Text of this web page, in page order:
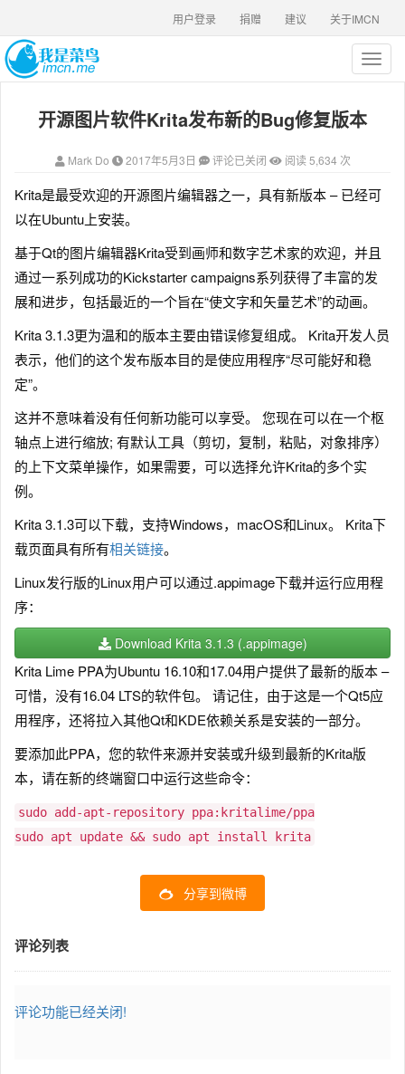
关于IMCN
建议
捐赠
用户登录
T
o
a
v
a
t
n
开源图片软件Krita发布新的Bug修复版本
Mark Do 2017年5月3日 评论已关闭 阅读 5,634 次
Krita是最受欢迎的开源图片编辑器之一，具有新版本 – 已经可
以在Ubuntu上安装。
基于Qt的图片编辑器Krita受到画师和数字艺术家的欢迎，并且
通过一系列成功的Kickstarter campaigns系列获得了丰富的发
展和进步，包括最近的一个旨在“使文字和矢量艺术”的动画。
Krita 3.1.3更为温和的版本主要由错误修复组成。 Krita开发人员
表示，他们的这个发布版本目的是使应用程序“尽可能好和稳
定”。
这并不意味着没有任何新功能可以享受。 您现在可以在一个枢
轴点上进行缩放; 有默认工具（剪切，复制，粘贴，对象排序）
的上下文菜单操作，如果需要，可以选择允许Krita的多个实
例。
Krita 3.1.3可以下载，支持Windows，macOS和Linux。 Krita下
载页面具有所有相关链接。
Linux发行版的Linux用户可以通过.appimage下载并运行应用程
序：
Download Krita 3.1.3 (.appimage)
Krita Lime PPA为Ubuntu 16.10和17.04用户提供了最新的版本 –
可惜，没有16.04 LTS的软件包。 请记住，由于这是一个Qt5应
用程序，还将拉入其他Qt和KDE依赖关系是安装的一部分。
要添加此PPA，您的软件来源并安装或升级到最新的Krita版
本，请在新的终端窗口中运行这些命令：
sudo add-apt-repository ppa:kritalime/ppa
sudo apt update && sudo apt install krita
分享到微博
评论列表
评论功能已经关闭!